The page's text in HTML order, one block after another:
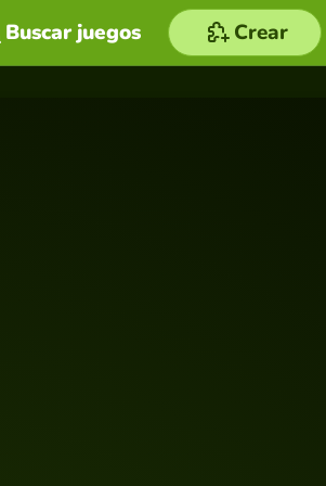
Buscar juegos Crear